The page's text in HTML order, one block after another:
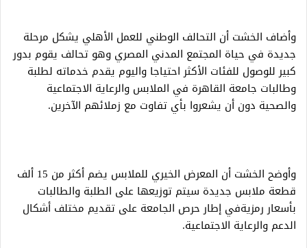
وأضاف الخشت أن التحالف الوطني للعمل الأهلي يشكل مرحلة
جديدة في حياة المجتمع المدني المصري وهو تحالف يقوم بدور
كبير للوصول للفئات الأكثر احتياجا واليوم يقدم خدماته لطلبة
وطالبات جامعة القاهرة في الملابس والرعاية الاجتماعية
والصحية دون أن يشعروا بأي تفاوت مع زملائهم الآخرين.
وأوضح الخشت أن المعرض الخيري للملابس يضم أكثر من 15 ألف
قطعة ملابس جديدة سيتم توزيعها على الطلبة والطالبات
بأسعار رمزيةفي إطار حرص الجامعة على تقديم مختلف أشكال
الدعم والرعاية الاجتماعية.